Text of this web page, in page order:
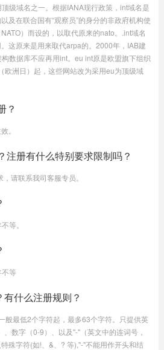
级域名之一。根据IANA现行政策，int域名是
及在联合国有“观察员”的身分的非政府机构使
）而设的，以取代原来的nato。.int域名
这原来是用来取代arpa的。2000年，IAB建
数据库不应再用int。eu int原是欧盟旗下组织
欧洲日）起，这些网站改为采用eu为顶级域
？
。
注册有什么特别要求限制吗？
请联系我司客服专员。
等。
不等
什么注册规则？
般最低2个字符起，最多63个字符。只提供英
数字（0-9）、以及"-"（英文中的连词号，
殊字符(如!、&、? 等),"-"不能用作开头和结